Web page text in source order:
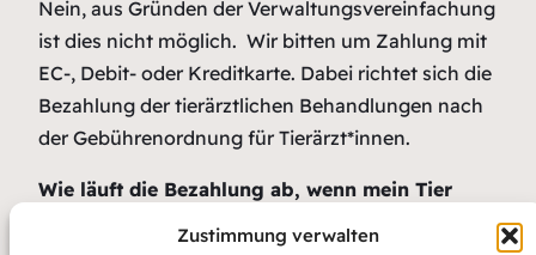
Zustimmung verwalten
Nein, aus Gründen der Verwaltungsvereinfachung
ist dies nicht möglich. Wir bitten um Zahlung mit
EC-, Debit- oder Kreditkarte. Dabei richtet sich die
Bezahlung der tierärztlichen Behandlungen nach
der Gebührenordnung für Tierärzt*innen.
Wie läuft die Bezahlung ab, wenn mein Tier
krankenversichert ist?